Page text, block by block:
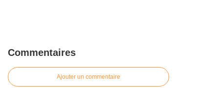
Commentaires
Ajouter un commentaire